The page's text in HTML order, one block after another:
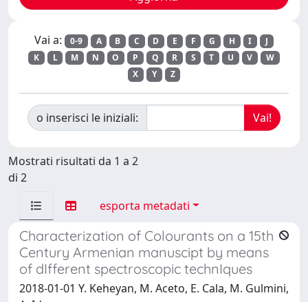
Vai a: 0-9 A B C D E F G H I
J
K
L M N O P Q R S T U V
W
X
Y Z
o inserisci le iniziali:
Mostrati risultati da 1 a 2
di 2
esporta metadati
Characterization of Colourants on a 15th
Century Armenian manuscipt by means
of dIfferent spectroscopic technIques
2018-01-01 Y. Keheyan, M. Aceto, E. Cala, M. Gulmini,